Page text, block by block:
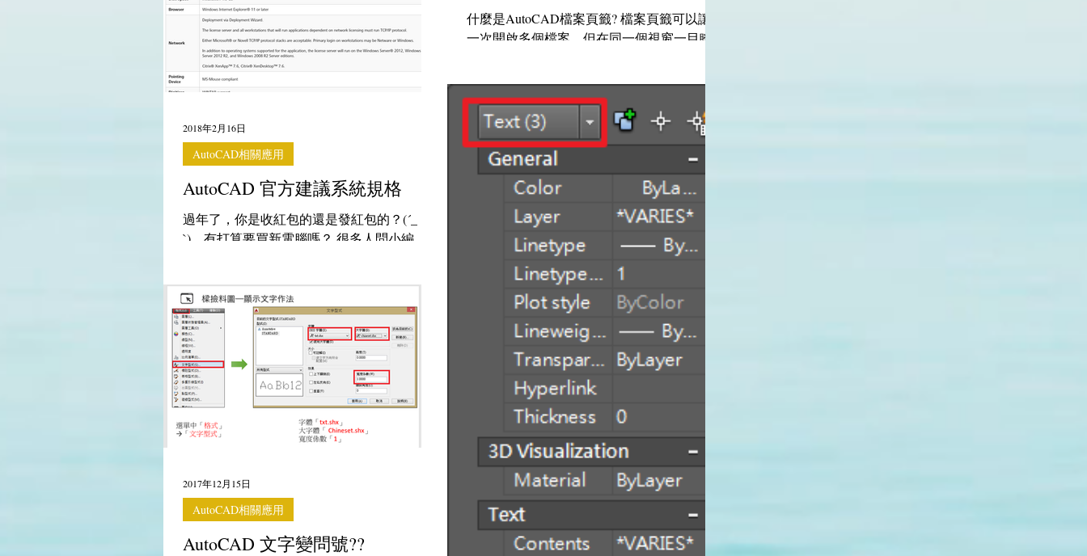
AutoCAD 官方建議系統規格
過年了，你是收紅包的還是發紅包的？(´_ゝ
`) 有打算要買新電腦嗎？ 很多人問小編，我
以按這裡，進入官網 點上面連結，會看到下
列畫面。點選你要的AutoCAD版本。...
AutoCAD相關應用
2018年2月16日
什麼是AutoCAD檔案頁籤? 檔案頁籤可以讓你
一次開啟多個檔案，但在同一個視窗一目瞭
鍵快捷 滑鼠點選頁籤按右鍵，會跳出下圖視
窗。可以快速執行儲存、另存、複製路徑等
功能。...
AutoCAD 文字變問號??
AutoCAD相關應用
2017年12月15日